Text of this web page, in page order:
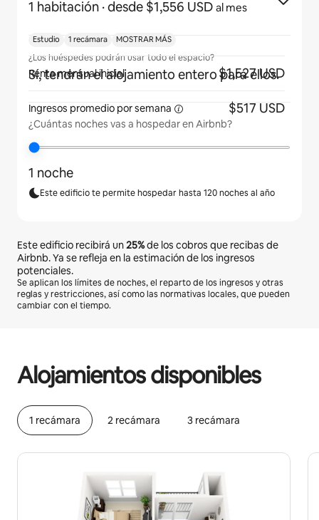
1 habitación · desde $1,556 USD al mes
¿Los huéspedes podrán usar todo el espacio?
Sí, tendrán el alojamiento entero para ellos.
¿Cuántas noches vas a hospedar en Airbnb?
1 noche
Este edificio te permite hospedar hasta 120 noches al año
Este edificio recibirá un25%de los cobros que recibas de
Airbnb. Ya se refleja en la estimación de los ingresos
potenciales.
Se aplican los límites de noches, el reparto de los ingresos y otras
reglas y restricciones, así como las normativas locales, que pueden
cambiar con el tiempo.
Alojamientos disponibles
1 recámara 2 recámara 3 recámara
Estudio 1 recámara MOSTRAR MÁS
Renta mensual inicial $1,527 USD
Ingresos promedio porsemana $517 USD